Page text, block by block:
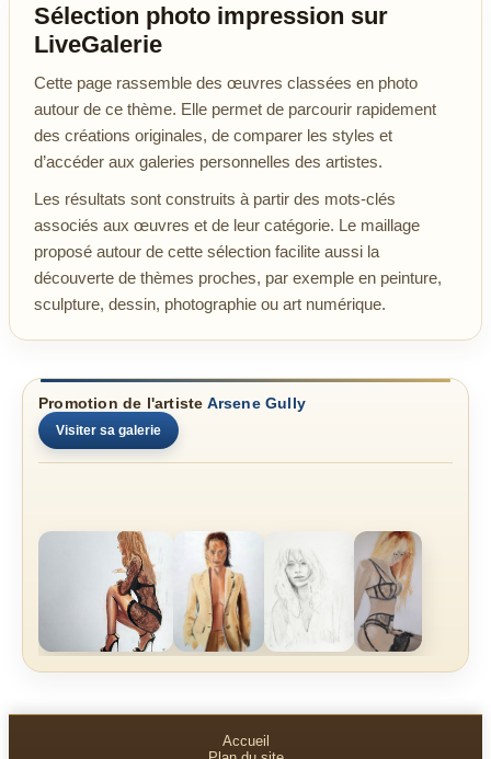
Sélection photo impression sur
LiveGalerie
Cette page rassemble des œuvres classées en photo
autour de ce thème. Elle permet de parcourir rapidement
des créations originales, de comparer les styles et
d’accéder aux galeries personnelles des artistes.
Les résultats sont construits à partir des mots-clés
associés aux œuvres et de leur catégorie. Le maillage
proposé autour de cette sélection facilite aussi la
découverte de thèmes proches, par exemple en peinture,
sculpture, dessin, photographie ou art numérique.
Promotion de l'artiste Arsene Gully
Visiter sa galerie
Accueil